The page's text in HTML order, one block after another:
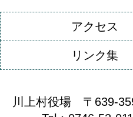
アクセス
リンク集
川上村役場 〒639-